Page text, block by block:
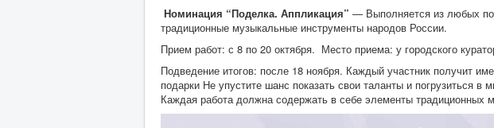
Номинация “Поделка. Аппликация” — Выполняется из любых
традиционные музыкальные инструменты народов России.
Прием работ: с 8 по 20 октября. Место приема: у городского
Подведение итогов: после 18 ноября. Каждый участник получит
подарки Не упустите шанс показать свои таланты и погрузиться в
Каждая работа должна содержать в себе элементы традиционных